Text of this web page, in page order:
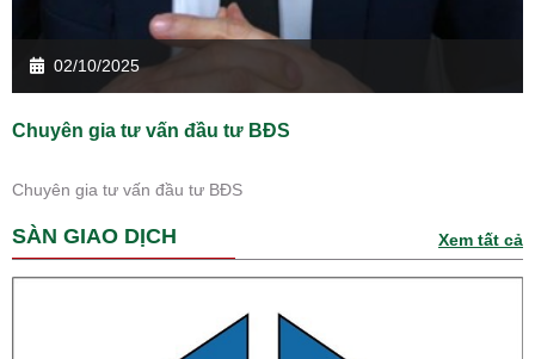
02/10/2025
Chuyên gia tư vấn đầu tư BĐS
Chuyên gia tư vấn đầu tư BĐS
SÀN GIAO DỊCH Xem tất cả